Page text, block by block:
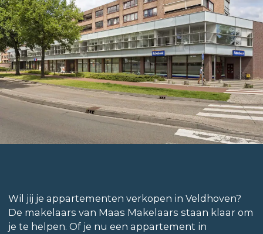
Wil jij je appartementen verkopen in Veldhoven?
De makelaars van Maas Makelaars staan klaar om
je te helpen. Of je nu een appartement in